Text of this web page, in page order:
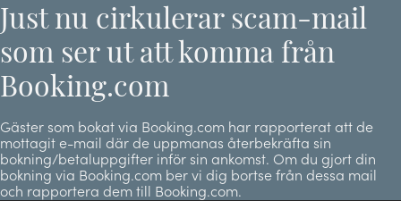
Just nu cirkulerar scam-mail
som ser ut att komma från
Booking.com
Gäster som bokat via Booking.com har rapporterat att de
mottagit e-mail där de uppmanas återbekräfta sin
bokning/betaluppgifter inför sin ankomst. Om du gjort din
bokning via Booking.com ber vi dig bortse från dessa mail
och rapportera dem till Booking.com.